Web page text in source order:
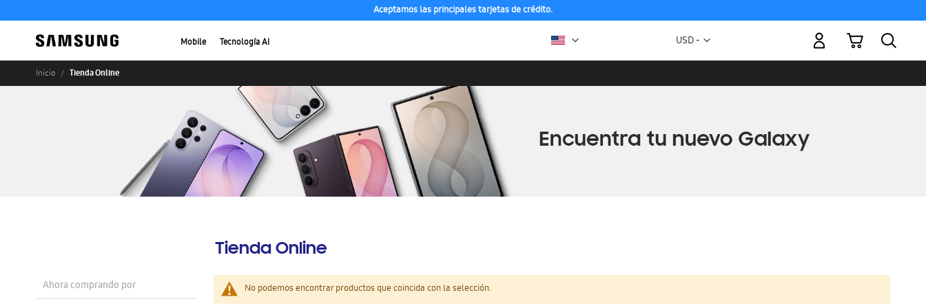
Aceptamos las principales tarjetas de crédito.
Mobile Tecnología AI Moneda
USD -
Mi carrito
Inicio Tienda Online
Tienda Online
No podemos encontrar productos que coincida con la selección.
Ahora comprando por